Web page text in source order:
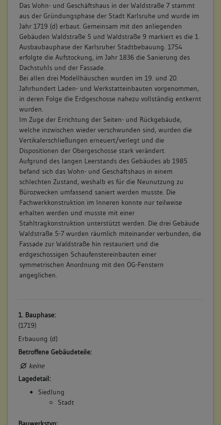
Das Wohn- und Geschäftshaus in der Waldstraße 7 stammt
aus der Gründungsphase der Stadt Karlsruhe und wurde im
Jahr 1719 (d) erbaut. Gemeinsam mit den anliegenden
Gebäuden Waldstraße 5 und Waldstraße 9 markiert es die 1.
Ausbaubauphase der Karlsruher Stadtbebauung. 1754
erfolgte die Aufstockung, im Jahr 1836 die Sanierung des
Dachstuhls und der Fassade.
Bei allen drei Modellhäuschen wurden im 19. und 20.
Jahrhundert Laden- und Werkstatteinbauten vorgenommen,
in deren Folge die Erdgeschosse nahezu vollständig entkernt
wurden.
Im Zuge der Errichtung der Seiten- und Rückgebäude,
welche inzwischen wieder verschwunden sind, wurden die
Vertikalerschließungen erneuert/verlegt und die
Dispositionen der Obergeschosse stark verändert.
Aufgrund des langen Leerstands des Gebäudes ab 1985
befand sich das Wohn- und Geschäftshaus in einem
schlechten Zustand, weshalb es für die Neunutzung zu
Bürozwecken umfassend saniert werden musste. Die
Fachwerkkonstruktion im Inneren konnte nur teilweise
erhalten werden und musste mit einer
Stahltragkonstruktion unterstützt werden. Die drei Gebäude
Waldstraße 5-7 wurden räumlich miteinander verbunden, die
Fassade zur Waldstraße hin restauriert und die
erdgeschossigen Schaufenstereinbauten einer
symmetrischen Anordnung mit den OG-Fenstern
angeglichen.
1. Bauphase:
(1719)
Erbauung (d)
Betroffene Gebäudeteile:
keine
Lagedetail:
Siedlung
Stadt